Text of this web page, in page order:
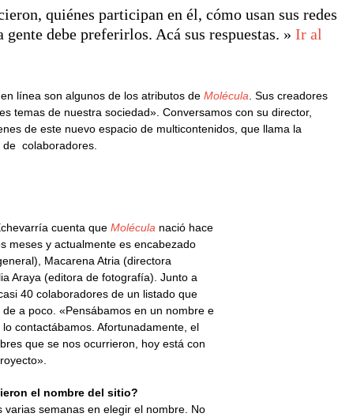
quiénes participan en él, cómo usan sus redes
debe preferirlos. Acá sus respuestas. »Ir al
línea son algunos de los atributos deMolécula . Sus creadores
temas de nuestra sociedad». Conversamos con su director,
de este nuevo espacio de multicontenidos, que llama la
colaboradores.
cuenta queMolécula nació hace
meses y actualmente es encabezado
Macarena Atria (directora
Araya (editora de fotografía). Junto a
40 colaboradores de un listado que
a poco. «Pensábamos en un nombre e
contactábamos. Afortunadamente, el
que se nos ocurrieron, hoy está con
el nombre del sitio?
varias semanas en elegir el nombre. No